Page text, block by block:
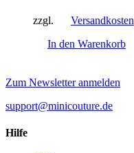
zzgl.
Versandkosten
In den Warenkorb
Zum Newsletter anmelden
support@minicouture.de
Hilfe